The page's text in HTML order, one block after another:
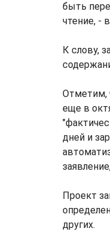
быть
чтение, -
К слову,
Отметим,
еще в
дней и
Проект
других.